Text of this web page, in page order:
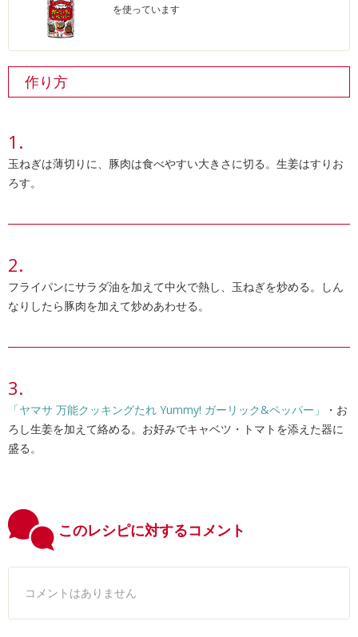
を使っています
作り方
玉ねぎは薄切りに、豚肉は食べやすい大きさに切る。生姜はすりお
ろす。
フライパンにサラダ油を加えて中火で熱し、玉ねぎを炒める。しん
なりしたら豚肉を加えて炒めあわせる。
「ヤマサ 万能クッキングたれ Yummy! ガーリック&ペッパー」
・お
ろし生姜を加えて絡める。お好みでキャベツ・トマトを添えた器に
盛る。
このレシピに対するコメント
コメントはありません